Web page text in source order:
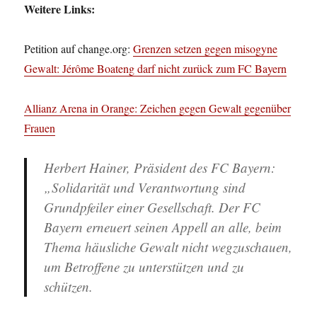
Weitere Links:
Petition auf change.org:Grenzen setzen gegen misogyne
Gewalt: Jérôme Boateng darf nicht zurück zum FC Bayern
Allianz Arena in Orange: Zeichen gegen Gewalt gegenüber
Frauen
Herbert Hainer, Präsident des FC Bayern:
„Solidarität und Verantwortung sind
Grundpfeiler einer Gesellschaft. Der FC
Bayern erneuert seinen Appell an alle, beim
Thema häusliche Gewalt nicht wegzuschauen,
um Betroffene zu unterstützen und zu
schützen.